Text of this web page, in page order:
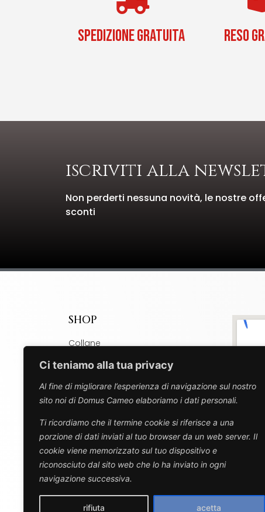
Ci teniamo alla tua privacy
Al fine di migliorare l’esperienza di navigazione sul nostro
sito noi di Domus Cameo elaboriamo i dati personali.
Ti ricordiamo che il termine cookie si riferisce a una
porzione di dati inviati al tuo browser da un web server. Il
cookie viene memorizzato sul tuo dispositivo e
riconosciuto dal sito web che lo ha inviato in ogni
navigazione successiva.
rifiuta acetta
SPEDIZIONE GRATUITA RESO
iscriviti alla
Non perderti nessuna novità, le nostre
sconti
SHOP
Collane
Bracciali
Charm
Orecchini
Anelli
Design